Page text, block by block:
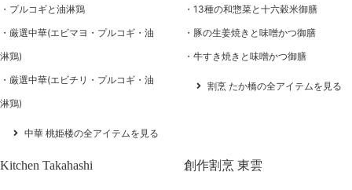
プルコギと油淋鶏
厳選中華(エビマヨ・プルコギ・油
淋鶏)
厳選中華(エビチリ・プルコギ・油
淋鶏)
中華 桃姫楼の全アイテムを見る
13種の和惣菜と十六穀米御膳
豚の生姜焼きと味噌かつ御膳
牛すき焼きと味噌かつ御膳
割烹 たか橋の全アイテムを見る
Kitchen Takahashi 創作割烹 東雲